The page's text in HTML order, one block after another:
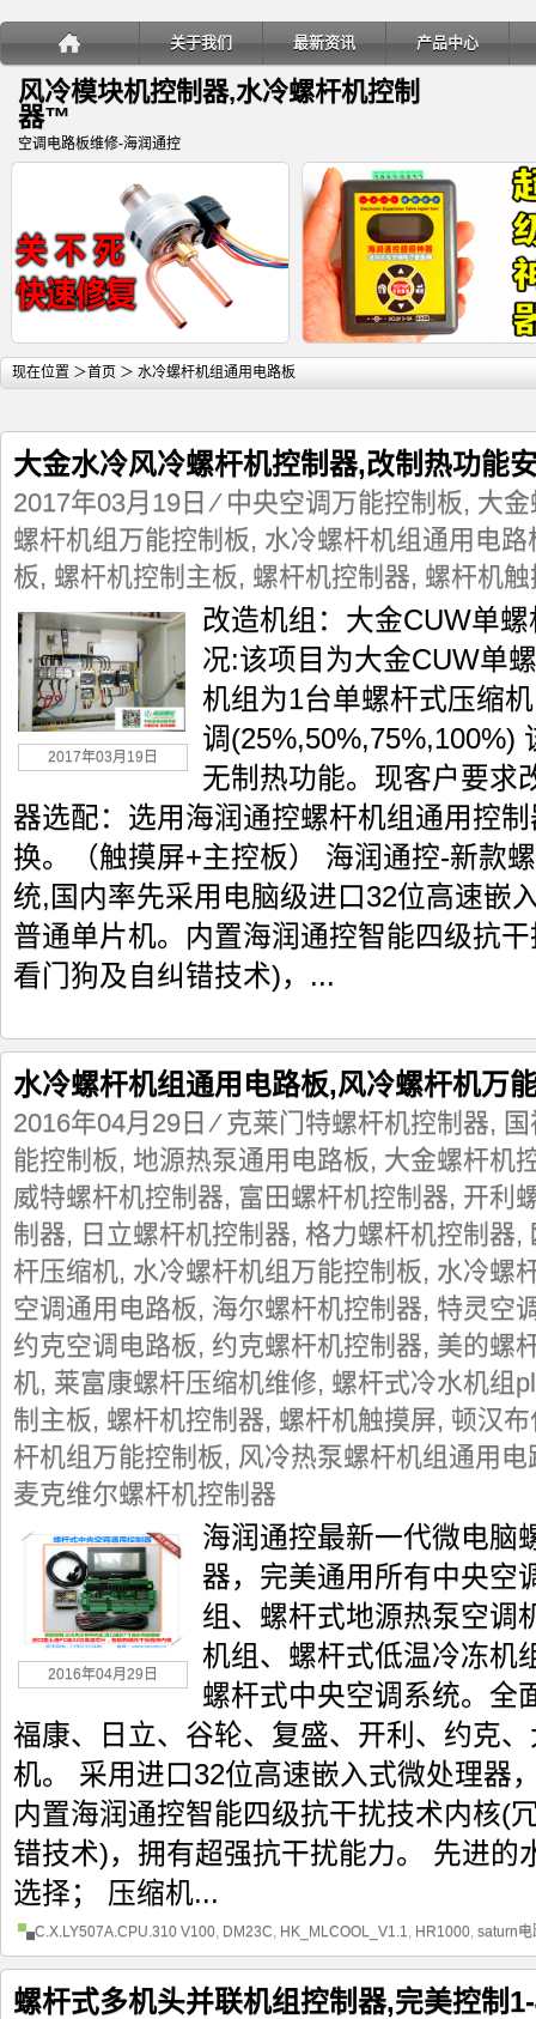
关于我们 最新资讯 产品中心
风冷模块机控制器,水冷螺杆机控制
器™
空调电路板维修-海润通控
详细内容
变频多联空调室内机电子膨胀阀关 海润通控超级神器-电子膨胀阀
现在位置 ＞首页 ＞ 水冷螺杆机组通用电路板
大金水冷风冷螺杆机控制器,改制热功能
2017年03月19日 ⁄ 中央空调万能控制板, 大
螺杆机组万能控制板, 水冷螺杆机组通用电路
板, 螺杆机控制主板, 螺杆机控制器, 螺杆机
2017年03月19日
改造机组：大金CUW单
况:该项目为大金CUW单
机组为1台单螺杆式压缩
调(25%,50%,75%,100%)
无制热功能。现客户要求
器选配：选用海润通控螺杆机组通用控
换。（触摸屏+主控板） 海润通控-新款
统,国内率先采用电脑级进口32位高速嵌
普通单片机。内置海润通控智能四级抗
看门狗及自纠错技术)，...
水冷螺杆机组通用电路板,风冷螺杆机万
2016年04月29日 ⁄克莱门特螺杆机控制器,
能控制板, 地源热泵通用电路板, 大金螺杆机
威特螺杆机控制器, 富田螺杆机控制器, 开利
制器, 日立螺杆机控制器, 格力螺杆机控制器,
杆压缩机, 水冷螺杆机组万能控制板, 水冷螺
空调通用电路板, 海尔螺杆机控制器, 特灵空
约克空调电路板, 约克螺杆机控制器, 美的螺
机, 莱富康螺杆压缩机维修, 螺杆式冷水机组
制主板, 螺杆机控制器, 螺杆机触摸屏, 顿汉
杆机组万能控制板, 风冷热泵螺杆机组通用电
麦克维尔螺杆机控制器
2016年04月29日
海润通控最新一代微电脑
器，完美通用所有中央空
组、螺杆式地源热泵空调
机组、螺杆式低温冷冻机
螺杆式中央空调系统。全
福康、日立、谷轮、复盛、开利、约克
机。 采用进口32位高速嵌入式微处理器
内置海润通控智能四级抗干扰技术内核(
错技术)，拥有超强抗干扰能力。 先进的
选择； 压缩机...
C.X.LY507A.CPU.310 V100, DM23C, HK_MLCOOL_V1.1, HR1000, saturn电
螺杆式多机头并联机组控制器,完美控制